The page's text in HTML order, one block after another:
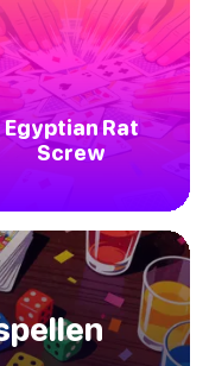
Egyptian Rat
Screw